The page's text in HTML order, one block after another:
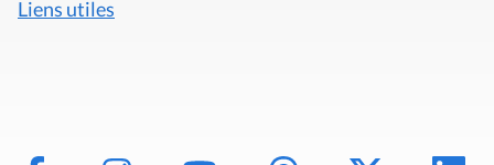
Liens utiles